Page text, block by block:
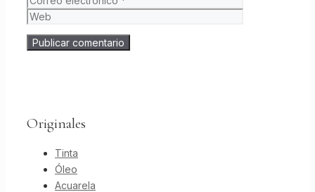
Originales
Tinta
Óleo
Acuarela